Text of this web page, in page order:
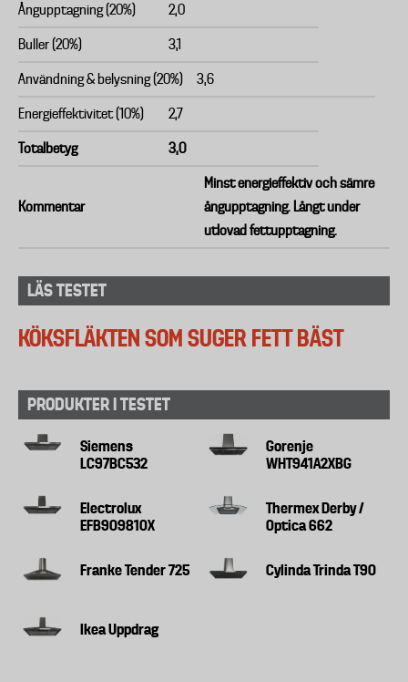
Ångupptagning (20%) 2,0
Buller (20%) 3,1
Användning & belysning (20%) 3,6
Energieffektivitet (10%) 2,7
Totalbetyg 3,0
Kommentar
Minst energieffektiv och sämre
ångupptagning. Långt under
utlovad fettupptagning.
LÄS TESTET
KÖKSFLÄKTEN SOM SUGER FETT BÄST
PRODUKTER I TESTET
Siemens
LC97BC532
Gorenje
WHT941A2XBG
Electrolux
EFB90981OX
Thermex Derby /
Optica 662
Franke Tender 725 Cylinda Trinda T90
Ikea Uppdrag